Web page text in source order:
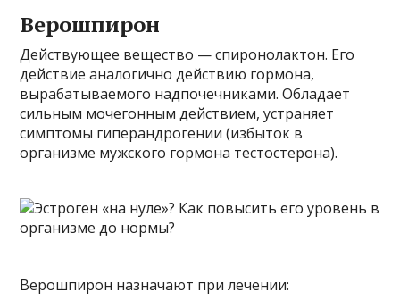
Верошпирон
Действующее вещество — спиронолактон. Его
действие аналогично действию гормона,
вырабатываемого надпочечниками. Обладает
сильным мочегонным действием, устраняет
симптомы гиперандрогении (избыток в
организме мужского гормона тестостерона).
Верошпирон назначают при лечении: